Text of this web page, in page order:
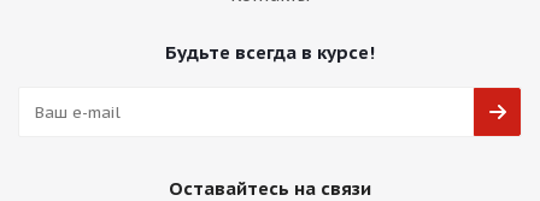
Будьте всегда в курсе!
Оставайтесь на связи